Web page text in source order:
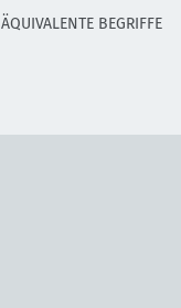
ÄQUIVALENTE BEGRIFFE